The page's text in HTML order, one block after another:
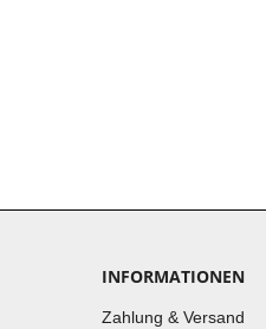
INFORMATIONEN
Zahlung & Versand